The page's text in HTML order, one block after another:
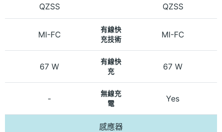
QZSS
QZSS
MI-FC
有線快
充技術
MI-FC
67 W
有線快
充
67 W
-
無線充
電
Yes
感應器